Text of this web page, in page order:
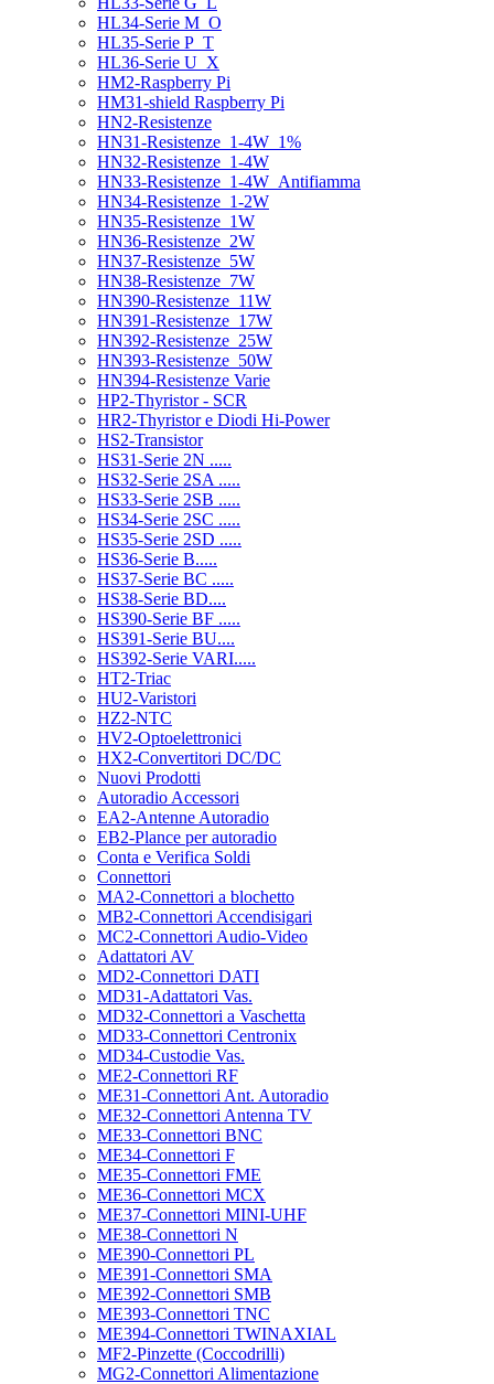
HL34-Serie M_O
HL35-Serie P_T
HL36-Serie U_X
HM2-Raspberry Pi
HM31-shield Raspberry Pi
HN2-Resistenze
HN31-Resistenze_1-4W_1%
HN32-Resistenze_1-4W
HN33-Resistenze_1-4W_Antifiamma
HN34-Resistenze_1-2W
HN35-Resistenze_1W
HN36-Resistenze_2W
HN37-Resistenze_5W
HN38-Resistenze_7W
HN390-Resistenze_11W
HN391-Resistenze_17W
HN392-Resistenze_25W
HN393-Resistenze_50W
HN394-Resistenze Varie
HP2-Thyristor - SCR
HR2-Thyristor e Diodi Hi-Power
HS2-Transistor
HS31-Serie 2N .....
HS32-Serie 2SA .....
HS33-Serie 2SB .....
HS34-Serie 2SC .....
HS35-Serie 2SD .....
HS36-Serie B.....
HS37-Serie BC .....
HS38-Serie BD....
HS390-Serie BF .....
HS391-Serie BU....
HS392-Serie VARI.....
HT2-Triac
HU2-Varistori
HZ2-NTC
HV2-Optoelettronici
HX2-Convertitori DC/DC
Nuovi Prodotti
Autoradio Accessori
EA2-Antenne Autoradio
EB2-Plance per autoradio
Conta e Verifica Soldi
Connettori
MA2-Connettori a blochetto
MB2-Connettori Accendisigari
MC2-Connettori Audio-Video
Adattatori AV
MD2-Connettori DATI
MD31-Adattatori Vas.
MD32-Connettori a Vaschetta
MD33-Connettori Centronix
MD34-Custodie Vas.
ME2-Connettori RF
ME31-Connettori Ant. Autoradio
ME32-Connettori Antenna TV
ME33-Connettori BNC
ME34-Connettori F
ME35-Connettori FME
ME36-Connettori MCX
ME37-Connettori MINI-UHF
ME38-Connettori N
ME390-Connettori PL
ME391-Connettori SMA
ME392-Connettori SMB
ME393-Connettori TNC
ME394-Connettori TWINAXIAL
MF2-Pinzette (Coccodrilli)
MG2-Connettori Alimentazione